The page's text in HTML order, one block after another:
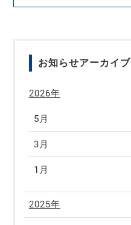
お知らせアーカイブ
2026年
5月
3月
1月
2025年